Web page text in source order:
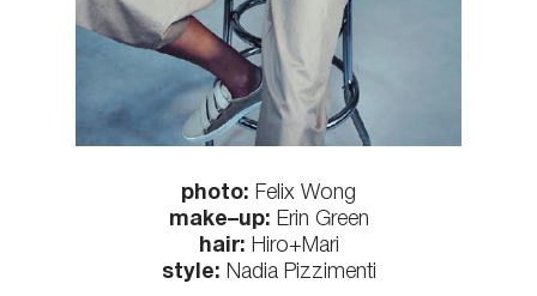
photo: Felix Wong
make–up: Erin Green
hair: Hiro+Mari
style: Nadia Pizzimenti